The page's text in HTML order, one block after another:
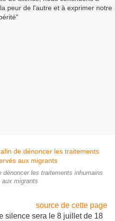
les traitements inhumains
aux migrants
source de cette page
silence sera le 8 juillet de 18